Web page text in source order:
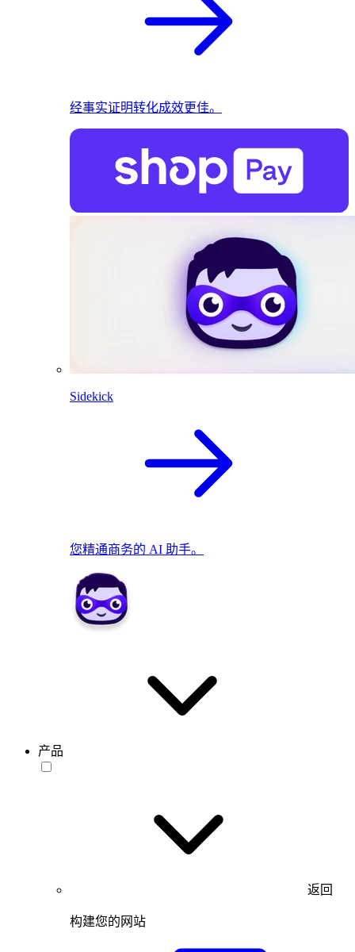
经事实证明转化成效更佳。
Sidekick
您精通商务的 AI 助手。
产品
返回
构建您的网站